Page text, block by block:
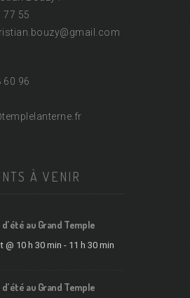
77 55
gmail.com
60 96
templelanterne.fr
À VENIR
au Grand Temple
@ 10 h 30 min - 11 h 30 min
au Grand Temple